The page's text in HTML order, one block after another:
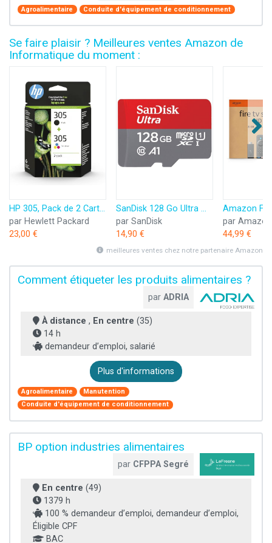
Agroalimentaire Conduite d'équipement de conditionnement
Se faire plaisir ? Meilleures ventes Amazon de
Informatique du moment :
HP 305, Pack de 2 Cartouches d’Encre Originales, 6ZD17AE, Noir, Cyan, Jaune, Magenta
par Hewlett Packard
23,00 €
SanDisk 128 Go Ultra microSDXC, Carte micro sd + adaptateur SD (Pour Smartphone et Tablette, Video Full HDD, jusqu'à 140 Mo/s, UHS-I, La performance A1, Class 10, U1)
par SanDisk
14,90 €
par Amazon
44,99 €
meilleures ventes chez notre partenaire Amazon
Comment étiqueter les produits alimentaires ?
par ADRIA
À distance , En centre (35)
14 h
demandeur d’emploi, salarié
Plus d'informations
Agroalimentaire
Manutention
Conduite d'équipement de conditionnement
BP option industries alimentaires
par CFPPA Segré
En centre (49)
1379 h
100 % demandeur d’emploi, demandeur d’emploi,
Éligible CPF
BAC